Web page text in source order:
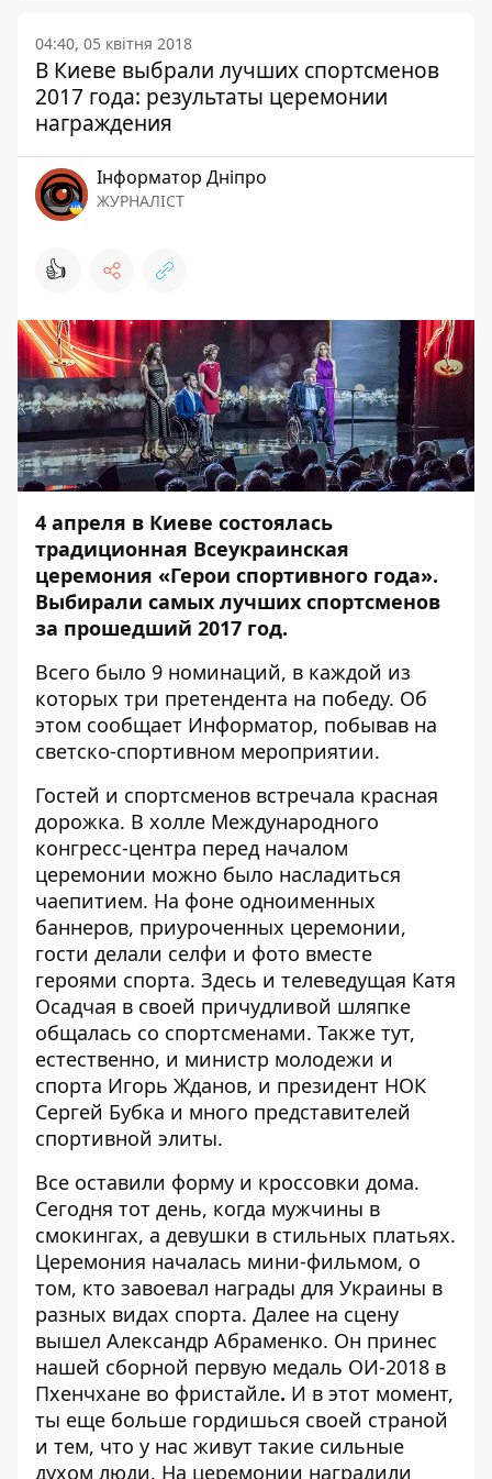
04:40, 05 квітня 2018
В Киеве выбрали лучших спортсменов
2017 года: результаты церемонии
награждения
Інформатор Дніпро
ЖУРНАЛІСТ
👍
4 апреля в Киеве состоялась
традиционная Всеукраинская
церемония «Герои спортивного года».
Выбирали самых лучших спортсменов
за прошедший 2017 год.
Всего было 9 номинаций, в каждой из
которых три претендента на победу. Об
этом сообщает Информатор, побывав на
светско-спортивном мероприятии.
Гостей и спортсменов встречала красная
дорожка. В холле Международного
конгресс-центра перед началом
церемонии можно было насладиться
чаепитием. На фоне одноименных
баннеров, приуроченных церемонии,
гости делали селфи и фото вместе
героями спорта. Здесь и телеведущая Катя
Осадчая в своей причудливой шляпке
общалась со спортсменами. Также тут,
естественно, и министр молодежи и
спорта Игорь Жданов, и президент НОК
Сергей Бубка и много представителей
спортивной элиты.
Все оставили форму и кроссовки дома.
Сегодня тот день, когда мужчины в
смокингах, а девушки в стильных платьях.
Церемония началась мини-фильмом, о
том, кто завоевал награды для Украины в
разных видах спорта. Далее на сцену
вышел Александр Абраменко. Он принес
нашей сборной первую медаль ОИ-2018 в
Пхенчхане во фристайле. И в этот момент,
ты еще больше гордишься своей страной
и тем, что у нас живут такие сильные
духом люди. На церемонии наградили